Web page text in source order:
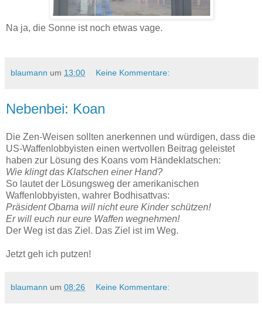
Na ja, die Sonne ist noch etwas vage.
blaumann um 13:00 Keine Kommentare:
Nebenbei: Koan
Die Zen-Weisen sollten anerkennen und würdigen, dass die
US-Waffenlobbyisten einen wertvollen Beitrag geleistet
haben zur Lösung des Koans vom Händeklatschen:
Wie klingt das Klatschen einer Hand?
So lautet der Lösungsweg der amerikanischen
Waffenlobbyisten, wahrer Bodhisattvas:
Präsident Obama will nicht eure Kinder schützen!
Er will euch nur eure Waffen wegnehmen!
Der Weg ist das Ziel. Das Ziel ist im Weg.
Jetzt geh ich putzen!
blaumann um 08:26 Keine Kommentare: